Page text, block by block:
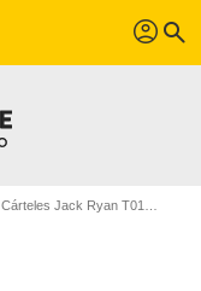
profil search
Cárteles Jack Ryan T01